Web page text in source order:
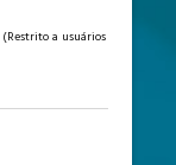
(Restrito a usuários